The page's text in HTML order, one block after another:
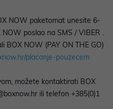
NOW paketomat unesite 6-
poslao na SMS / VIBER .
BOX NOW (PAY ON THE GO)
placanje-pouzecem
možete kontaktirati BOX
ili telefon +385(0)1